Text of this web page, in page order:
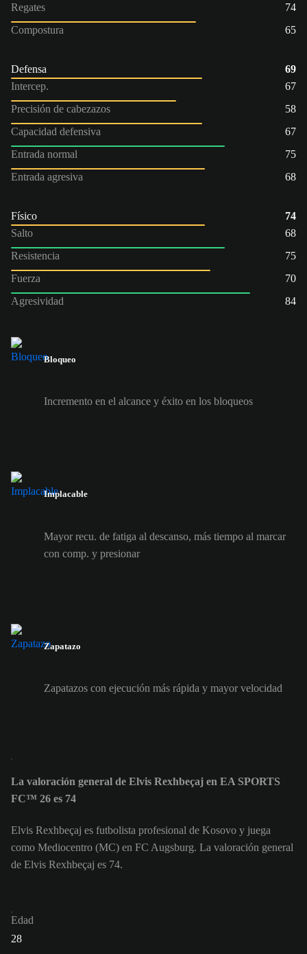
Regates
74
Compostura
65
Defensa
69
Intercep.
67
Precisión de cabezazos
58
Capacidad defensiva
67
Entrada normal
75
Entrada agresiva
68
Físico
74
Salto
68
Resistencia
75
Fuerza
70
Agresividad
84
Bloqueo
Incremento en el alcance y éxito en los bloqueos
Implacable
Mayor recu. de fatiga al descanso, más tiempo al marcar
con comp. y presionar
Zapatazo
Zapatazos con ejecución más rápida y mayor velocidad
La valoración general de Elvis Rexhbeçaj en EA SPORTS
FC™ 26 es 74
Elvis Rexhbeçaj es futbolista profesional de Kosovo y juega
como Mediocentro (MC) en FC Augsburg. La valoración general
de Elvis Rexhbeçaj es 74.
Edad
28